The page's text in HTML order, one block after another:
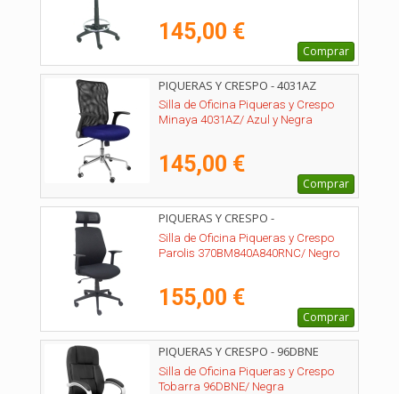
145,00 €
Comprar
PIQUERAS Y CRESPO - 4031AZ
Silla de Oficina Piqueras y Crespo
Minaya 4031AZ/ Azul y Negra
145,00 €
Comprar
PIQUERAS Y CRESPO -
370BM840A840RNC
Silla de Oficina Piqueras y Crespo
Parolis 370BM840A840RNC/ Negro
155,00 €
Comprar
PIQUERAS Y CRESPO - 96DBNE
Silla de Oficina Piqueras y Crespo
Tobarra 96DBNE/ Negra